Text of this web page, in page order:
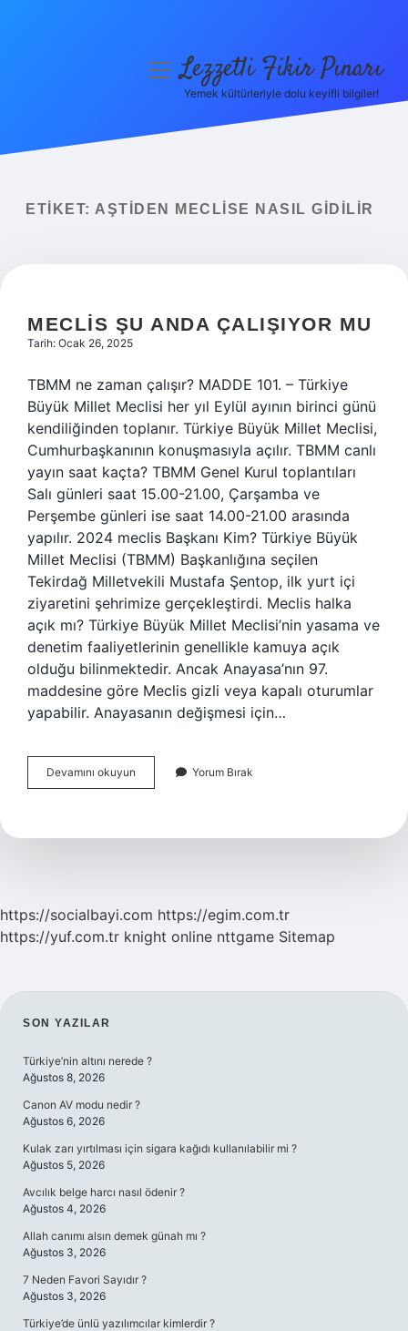
Yasal Uyarı
menüyüLezzetli Fikir Pınarı
Yemek kültürleriyle dolu keyifli bilgiler!
ETIKET: AŞTIDEN MECLISE NASIL GIDILIR
MECLIS ŞU ANDA ÇALIŞIYOR MU
Tarih: Ocak 26, 2025
TBMM ne zaman çalışır? MADDE 101. – Türkiye
Büyük Millet Meclisi her yıl Eylül ayının birinci günü
kendiliğinden toplanır. Türkiye Büyük Millet Meclisi,
Cumhurbaşkanının konuşmasıyla açılır. TBMM canlı
yayın saat kaçta? TBMM Genel Kurul toplantıları
Salı günleri saat 15.00-21.00, Çarşamba ve
Perşembe günleri ise saat 14.00-21.00 arasında
yapılır. 2024 meclis Başkanı Kim? Türkiye Büyük
Millet Meclisi (TBMM) Başkanlığına seçilen
Tekirdağ Milletvekili Mustafa Şentop, ilk yurt içi
ziyaretini şehrimize gerçekleştirdi. Meclis halka
açık mı? Türkiye Büyük Millet Meclisi’nin yasama ve
denetim faaliyetlerinin genellikle kamuya açık
olduğu bilinmektedir. Ancak Anayasa’nın 97.
maddesine göre Meclis gizli veya kapalı oturumlar
yapabilir. Anayasanın değişmesi için…
Devamını okuyun
Şu
Mu
Yorum Bırak
https://socialbayi.com https://egim.com.tr
https://yuf.com.tr knight online nttgame Sitemap
SIDEBAR
SON YAZILAR
Türkiye’nin altını nerede ?
Ağustos 8, 2026
Canon AV modu nedir ?
Ağustos 6, 2026
Kulak zarı yırtılması için sigara kağıdı kullanılabilir mi ?
Ağustos 5, 2026
Avcılık belge harcı nasıl ödenir ?
Ağustos 4, 2026
Allah canımı alsın demek günah mı ?
Ağustos 3, 2026
7 Neden Favori Sayıdır ?
Ağustos 3, 2026
Türkiye’de ünlü yazılımcılar kimlerdir ?